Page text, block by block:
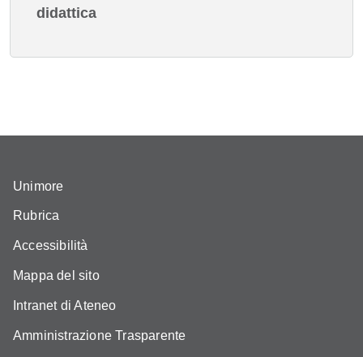
didattica
Unimore
Rubrica
Accessibilità
Mappa del sito
Intranet di Ateneo
Amministrazione Trasparente